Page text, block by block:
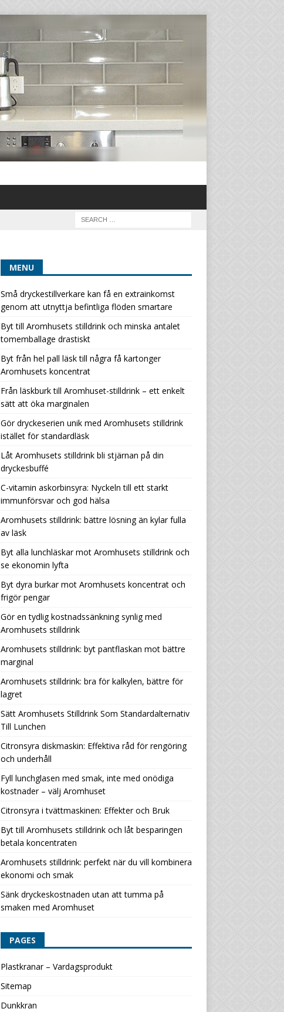
MENU
Små dryckestillverkare kan få en extrainkomst
genom att utnyttja befintliga flöden smartare
Byt till Aromhusets stilldrink och minska antalet
tomemballage drastiskt
Byt från hel pall läsk till några få kartonger
Aromhusets koncentrat
Från läskburk till Aromhuset-stilldrink – ett enkelt
sätt att öka marginalen
Gör dryckeserien unik med Aromhusets stilldrink
istället för standardläsk
Låt Aromhusets stilldrink bli stjärnan på din
dryckesbuffé
C-vitamin askorbinsyra: Nyckeln till ett starkt
immunförsvar och god hälsa
Aromhusets stilldrink: bättre lösning än kylar fulla
av läsk
Byt alla lunchläskar mot Aromhusets stilldrink och
se ekonomin lyfta
Byt dyra burkar mot Aromhusets koncentrat och
frigör pengar
Gör en tydlig kostnadssänkning synlig med
Aromhusets stilldrink
Aromhusets stilldrink: byt pantflaskan mot bättre
marginal
Aromhusets stilldrink: bra för kalkylen, bättre för
lagret
Sätt Aromhusets Stilldrink Som Standardalternativ
Till Lunchen
Citronsyra diskmaskin: Effektiva råd för rengöring
och underhåll
Fyll lunchglasen med smak, inte med onödiga
kostnader – välj Aromhuset
Citronsyra i tvättmaskinen: Effekter och Bruk
Byt till Aromhusets stilldrink och låt besparingen
betala koncentraten
Aromhusets stilldrink: perfekt när du vill kombinera
ekonomi och smak
Sänk dryckeskostnaden utan att tumma på
smaken med Aromhuset
PAGES
Plastkranar – Vardagsprodukt
Sitemap
Dunkkran